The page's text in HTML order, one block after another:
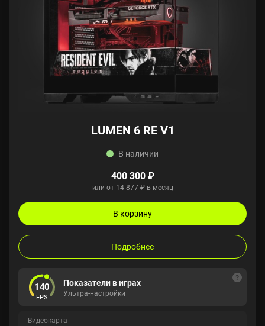
LUMEN 6 RE V1
В наличии
400 300 ₽
или от 14 877 ₽ в месяц
В корзину
Подробнее
140
FPS
Показатели в играх
Ультра-настройки
Видеокарта